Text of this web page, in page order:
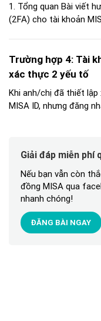
1. Tổng quan Bài viết
(2FA) cho tài khoản
Trường hợp 4: Tài
xác thực 2 yếu tố
Khi anh/chị đã thiết
MISA ID, nhưng đăng
Giải đáp miễn phí
Nếu bạn vẫn còn
đồng MISA qua
nhanh chóng!
ĐĂNG BÀI NGAY